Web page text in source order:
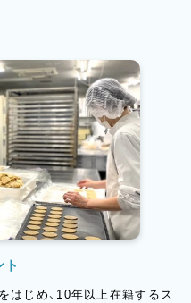
はじめ、10年以上在籍するス